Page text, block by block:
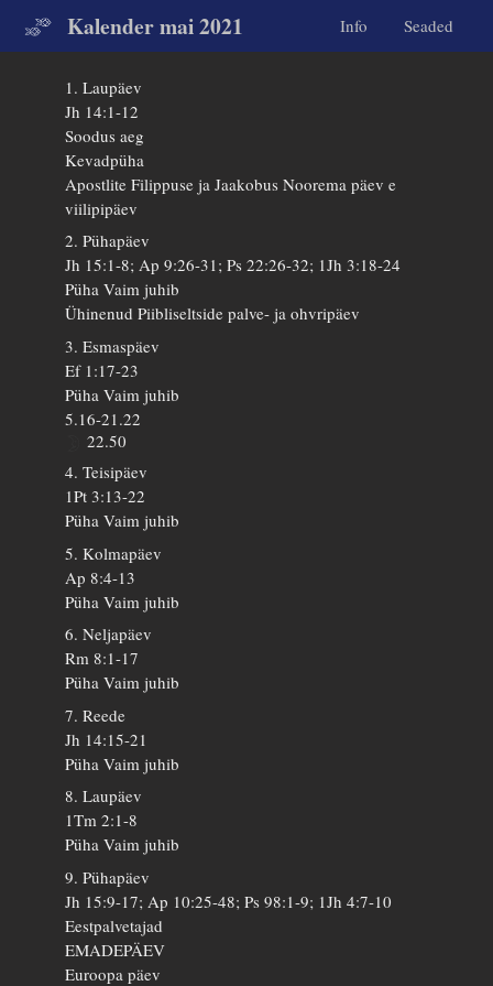
Kalender mai 2021 Info Seaded
1. Laupäev
Jh 14:1-12
Soodus aeg
Kevadpüha
Apostlite Filippuse ja Jaakobus Noorema päev e
viilipipäev
2. Pühapäev
Jh 15:1-8; Ap 9:26-31; Ps 22:26-32; 1Jh 3:18-24
Püha Vaim juhib
Ühinenud Piibliseltside palve- ja ohvripäev
3. Esmaspäev
Ef 1:17-23
Püha Vaim juhib
5.16-21.22
22.50
4. Teisipäev
1Pt 3:13-22
Püha Vaim juhib
5. Kolmapäev
Ap 8:4-13
Püha Vaim juhib
6. Neljapäev
Rm 8:1-17
Püha Vaim juhib
7. Reede
Jh 14:15-21
Püha Vaim juhib
8. Laupäev
1Tm 2:1-8
Püha Vaim juhib
9. Pühapäev
Jh 15:9-17; Ap 10:25-48; Ps 98:1-9; 1Jh 4:7-10
Eestpalvetajad
EMADEPÄEV
Euroopa päev